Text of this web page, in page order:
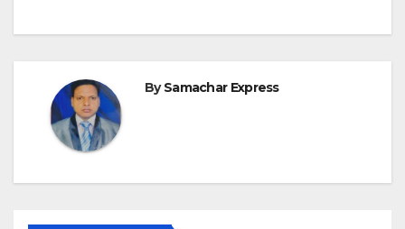
BySamachar Express